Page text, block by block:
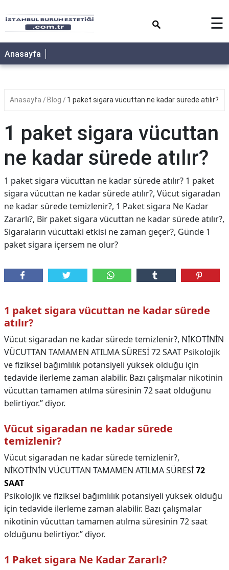
☰
Anasayfa
Anasayfa Blog 1 paket sigara vücuttan ne kadar sürede atılır?
1 paket sigara vücuttan
ne kadar sürede atılır?
1 paket sigara vücuttan ne kadar sürede atılır? 1 paket
sigara vücuttan ne kadar sürede atılır?, Vücut sigaradan
ne kadar sürede temizlenir?, 1 Paket sigara Ne Kadar
Zararlı?, Bir paket sigara vücuttan ne kadar sürede atılır?,
Sigaraların vücuttaki etkisi ne zaman geçer?, Günde 1
paket sigara içersem ne olur?
1 paket sigara vücuttan ne kadar sürede
atılır?
Vücut sigaradan ne kadar sürede temizlenir?, NİKOTİNİN
VÜCUTTAN TAMAMEN ATILMA SÜRESİ 72 SAAT Psikolojik
ve fiziksel bağımlılık potansiyeli yüksek olduğu için
tedavide ilerleme zaman alabilir. Bazı çalışmalar nikotinin
vücuttan tamamen atılma süresinin 72 saat olduğunu
belirtiyor.” diyor.
Vücut sigaradan ne kadar sürede
temizlenir?
Vücut sigaradan ne kadar sürede temizlenir?,
NİKOTİNİN VÜCUTTAN TAMAMEN ATILMA SÜRESİ72
SAAT
Psikolojik ve fiziksel bağımlılık potansiyeli yüksek olduğu
için tedavide ilerleme zaman alabilir. Bazı çalışmalar
nikotinin vücuttan tamamen atılma süresinin 72 saat
olduğunu belirtiyor.” diyor.
1 Paket sigara Ne Kadar Zararlı?